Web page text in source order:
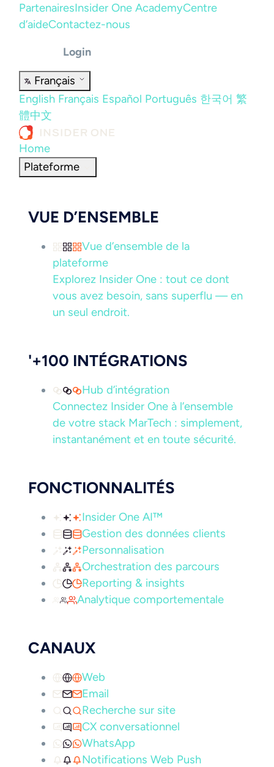
PartenairesInsider One AcademyCentre
d’aideContactez-nous
Login
Français
English Français Español Português 한국어 繁
體中文
Home
Plateforme
VUE D’ENSEMBLE
Vue d’ensemble de la
plateforme
Explorez Insider One : tout ce dont
vous avez besoin, sans superflu — en
un seul endroit.
'+100 INTÉGRATIONS
Hub d’intégration
Connectez Insider One à l’ensemble
de votre stack MarTech : simplement,
instantanément et en toute sécurité.
FONCTIONNALITÉS
Insider One AI™
Gestion des données clients
Personnalisation
Orchestration des parcours
Reporting & insights
Analytique comportementale
CANAUX
Web
Email
Recherche sur site
CX conversationnel
WhatsApp
Notifications Web Push